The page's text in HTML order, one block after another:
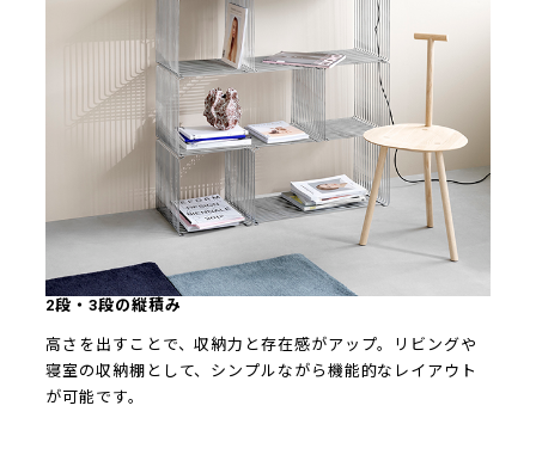
2段・3段の縦積み
高さを出すことで、収納力と存在感がアップ。リビングや
寝室の収納棚として、シンプルながら機能的なレイアウト
が可能です。